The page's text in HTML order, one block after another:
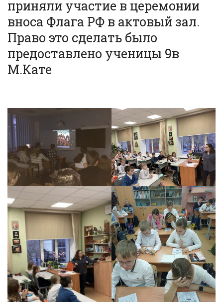
приняли участие в церемонии
вноса Флага РФ в актовый зал.
Право это сделать было
предоставлено ученицы 9в
М.Кате